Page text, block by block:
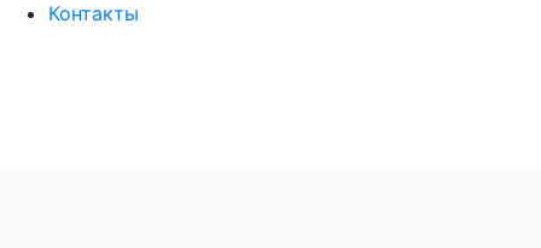
Контакты